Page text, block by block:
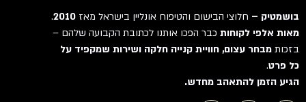
בושמטיק –חלוצי הבישום והטיפוח אונליין בישראל מאז2010
.
מאות אלפי לקוחותכבר הפכו אותנו לכתובת הקבועה שלהם –
בזכותמבחר עצום, חוויית קנייה חלקה ושירות שמקפיד על
כל פרט.
הגיע הזמן להתאהב מחדש.